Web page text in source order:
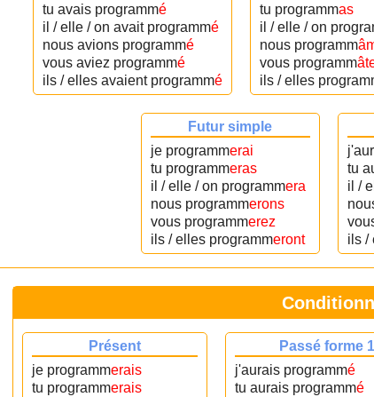
tu avais programmé
il / elle / on avait programmé
nous avions programmé
vous aviez programmé
ils / elles avaient programmé
tu programmas
il / elle / on
nous programm
vous programm
ils / elles
Futur simple
je programmerai
tu programmeras
il / elle / on programmera
nous programmerons
vous programmerez
ils / elles programmeront
tu
il /
ils /
Présent
je programmerais
tu programmerais
Passé forme 1
j'aurais programmé
tu aurais programmé